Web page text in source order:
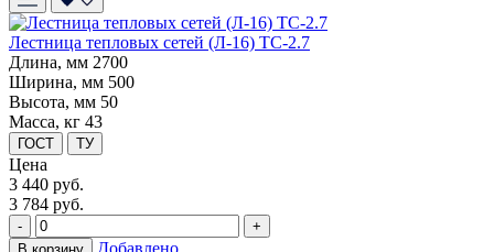
Лестница тепловых сетей (Л-16) ТС-2.7
Длина, мм 2700
Ширина, мм 500
Высота, мм 50
Масса, кг 43
ГОСТ ТУ
Цена
3 440 руб.
3 784 руб.
-
+